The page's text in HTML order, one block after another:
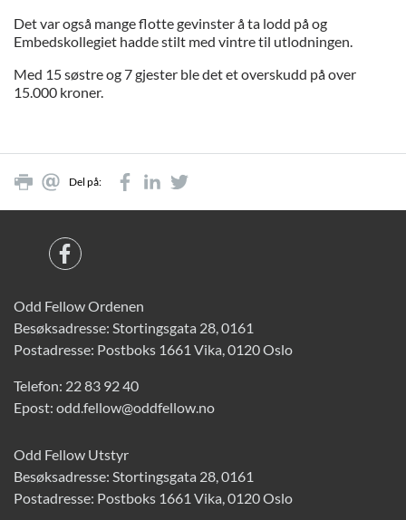
Det var også mange flotte gevinster å ta lodd på og
Embedskollegiet hadde stilt med vintre til utlodningen.
Med 15 søstre og 7 gjester ble det et overskudd på over
15.000 kroner.
Del på:
Odd Fellow Ordenen
Besøksadresse: Stortingsgata 28, 0161
Postadresse: Postboks 1661 Vika, 0120 Oslo
Telefon: 22 83 92 40
Epost: odd.fellow@oddfellow.no
Odd Fellow Utstyr
Besøksadresse: Stortingsgata 28, 0161
Postadresse: Postboks 1661 Vika, 0120 Oslo